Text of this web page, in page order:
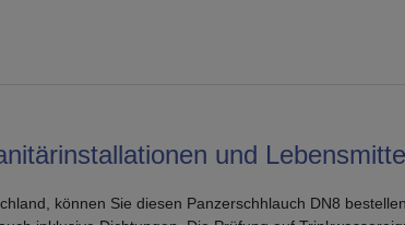
und
können Sie diesen Panzerschhlauch DN8